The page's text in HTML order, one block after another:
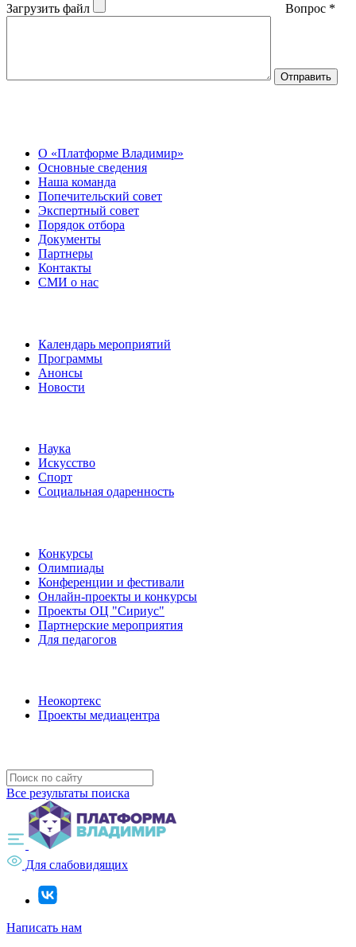
Загрузить файл
Вопрос *
О «Платформе Владимир»
Основные сведения
Наша команда
Попечительский совет
Экспертный совет
Порядок отбора
Документы
Партнеры
Контакты
СМИ о нас
Календарь мероприятий
Программы
Анонсы
Новости
Наука
Искусство
Спорт
Социальная одаренность
Конкурсы
Олимпиады
Конференции и фестивали
Онлайн-проекты и конкурсы
Проекты ОЦ "Сириус"
Партнерские мероприятия
Для педагогов
Неокортекс
Проекты медиацентра
Все результаты поиска
Для слабовидящих
Написать нам